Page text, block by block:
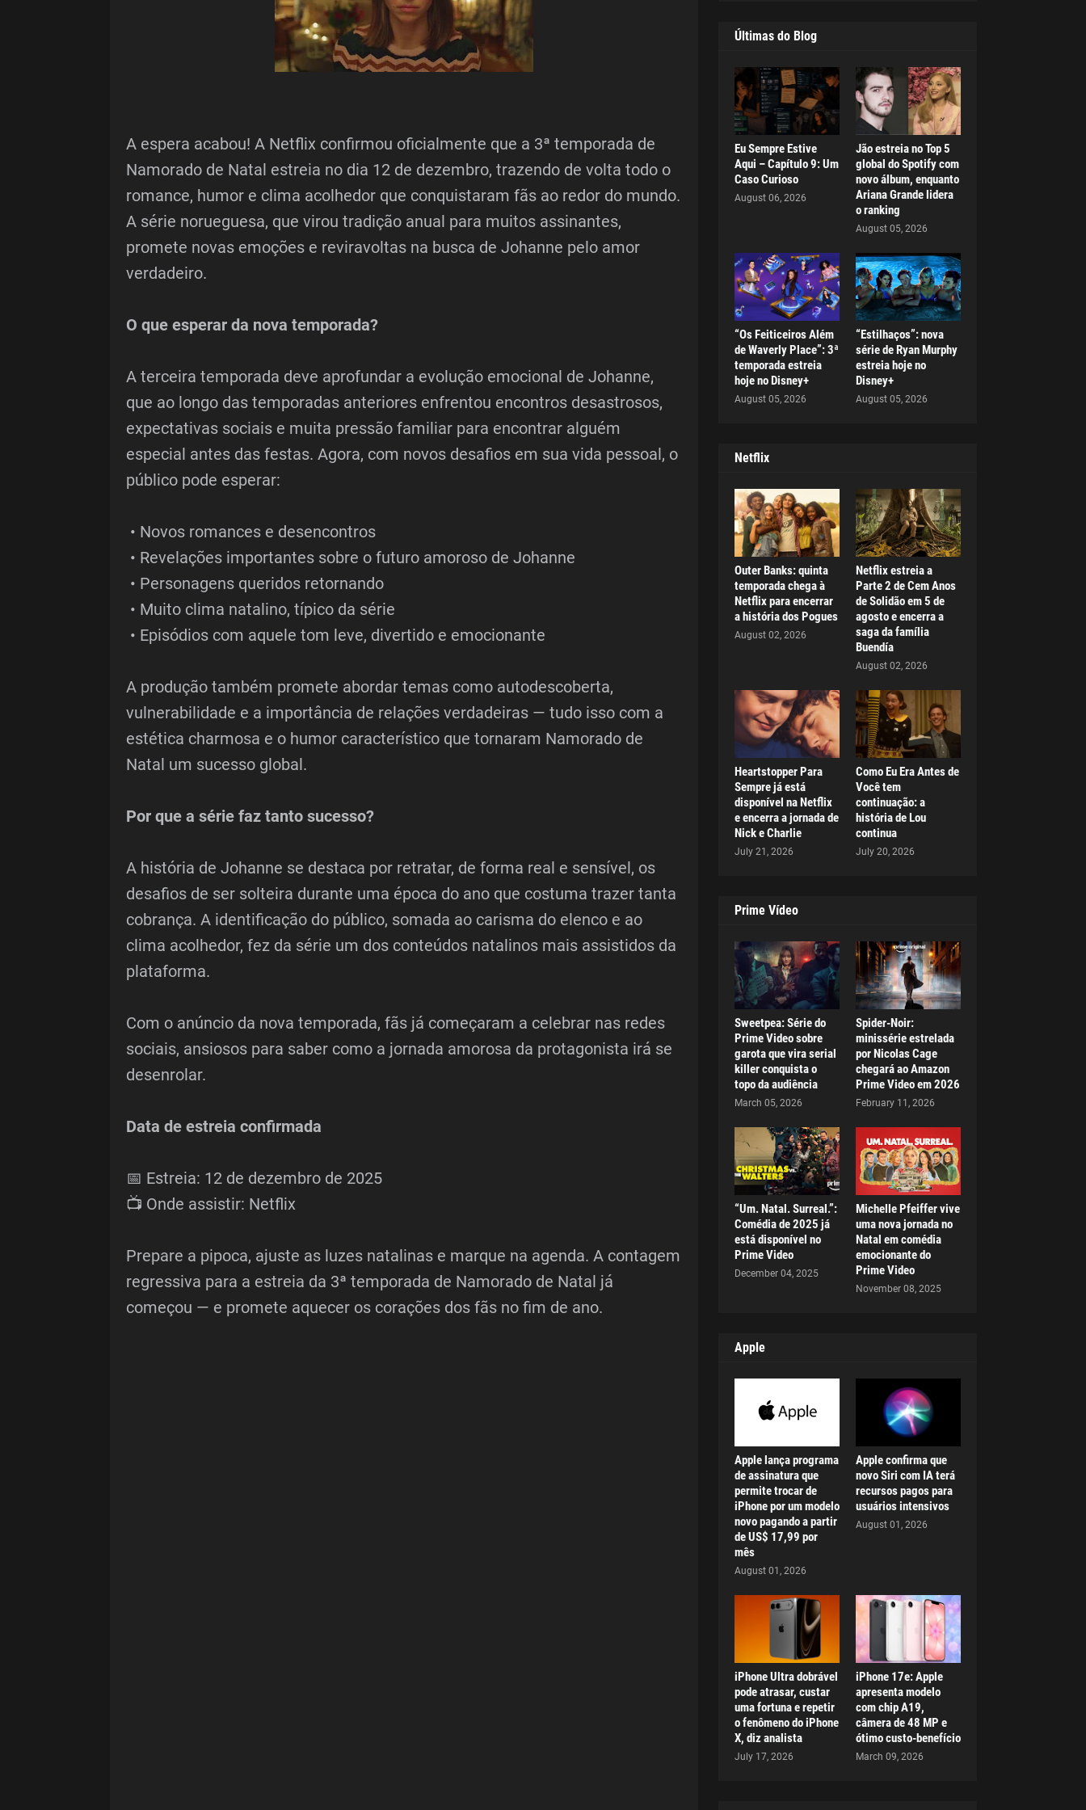
A espera acabou! A Netflix confirmou oficialmente que a 3ª temporada de
Namorado de Natal estreia no dia 12 de dezembro, trazendo de volta todo o
romance, humor e clima acolhedor que conquistaram fãs ao redor do mundo.
A série norueguesa, que virou tradição anual para muitos assinantes,
promete novas emoções e reviravoltas na busca de Johanne pelo amor
verdadeiro.
O que esperar da nova temporada?
A terceira temporada deve aprofundar a evolução emocional de Johanne,
que ao longo das temporadas anteriores enfrentou encontros desastrosos,
expectativas sociais e muita pressão familiar para encontrar alguém
especial antes das festas. Agora, com novos desafios em sua vida pessoal, o
público pode esperar:
• Novos romances e desencontros
• Revelações importantes sobre o futuro amoroso de Johanne
• Personagens queridos retornando
• Muito clima natalino, típico da série
• Episódios com aquele tom leve, divertido e emocionante
A produção também promete abordar temas como autodescoberta,
vulnerabilidade e a importância de relações verdadeiras — tudo isso com a
estética charmosa e o humor característico que tornaram Namorado de
Natal um sucesso global.
Por que a série faz tanto sucesso?
A história de Johanne se destaca por retratar, de forma real e sensível, os
desafios de ser solteira durante uma época do ano que costuma trazer tanta
cobrança. A identificação do público, somada ao carisma do elenco e ao
clima acolhedor, fez da série um dos conteúdos natalinos mais assistidos da
plataforma.
Com o anúncio da nova temporada, fãs já começaram a celebrar nas redes
sociais, ansiosos para saber como a jornada amorosa da protagonista irá se
desenrolar.
Data de estreia confirmada
📅 Estreia: 12 de dezembro de 2025
📺 Onde assistir: Netflix
Prepare a pipoca, ajuste as luzes natalinas e marque na agenda. A contagem
regressiva para a estreia da 3ª temporada de Namorado de Natal já
começou — e promete aquecer os corações dos fãs no fim de ano.
Últimas do Blog
Eu Sempre Estive
Aqui – Capítulo 9: Um
Caso Curioso
August 06, 2026
Jão estreia no Top 5
global do Spotify com
novo álbum, enquanto
Ariana Grande lidera
o ranking
August 05, 2026
“Os Feiticeiros Além
de Waverly Place”: 3ª
temporada estreia
hoje no Disney+
August 05, 2026
“Estilhaços”: nova
série de Ryan Murphy
estreia hoje no
Disney+
August 05, 2026
Netflix
Outer Banks: quinta
temporada chega à
Netflix para encerrar
a história dos Pogues
August 02, 2026
Netflix estreia a
Parte 2 de Cem Anos
de Solidão em 5 de
agosto e encerra a
saga da família
Buendía
August 02, 2026
Heartstopper Para
Sempre já está
disponível na Netflix
e encerra a jornada de
Nick e Charlie
July 21, 2026
Como Eu Era Antes de
Você tem
continuação: a
história de Lou
continua
July 20, 2026
Prime Vídeo
Sweetpea: Série do
Prime Video sobre
garota que vira serial
killer conquista o
topo da audiência
March 05, 2026
Spider-Noir:
minissérie estrelada
por Nicolas Cage
chegará ao Amazon
Prime Video em 2026
February 11, 2026
“Um. Natal. Surreal.”:
Comédia de 2025 já
está disponível no
Prime Video
December 04, 2025
Michelle Pfeiffer vive
uma nova jornada no
Natal em comédia
emocionante do
Prime Video
November 08, 2025
Apple
Apple lança programa
de assinatura que
permite trocar de
iPhone por um modelo
novo pagando a partir
de US$ 17,99 por
mês
August 01, 2026
Apple confirma que
novo Siri com IA terá
recursos pagos para
usuários intensivos
August 01, 2026
iPhone Ultra dobrável
pode atrasar, custar
uma fortuna e repetir
o fenômeno do iPhone
X, diz analista
July 17, 2026
iPhone 17e: Apple
apresenta modelo
com chip A19,
câmera de 48 MP e
ótimo custo-benefício
March 09, 2026